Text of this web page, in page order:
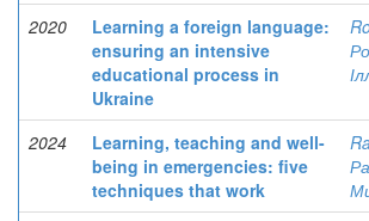
2020
Learning a foreign language:
ensuring an intensive
educational process in
Ukraine
2024
Learning, teaching and well-
being in emergencies: five
techniques that work